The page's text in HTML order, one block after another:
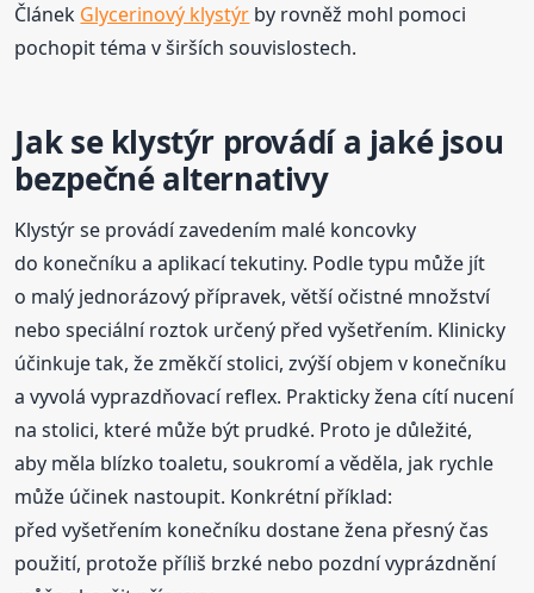
Článek Glycerinový klystýr by rovněž mohl pomoci
pochopit téma v širších souvislostech.
Jak se klystýr provádí a jaké jsou
bezpečné alternativy
Klystýr se provádí zavedením malé koncovky
do konečníku a aplikací tekutiny. Podle typu může jít
o malý jednorázový přípravek, větší očistné množství
nebo speciální roztok určený před vyšetřením. Klinicky
účinkuje tak, že změkčí stolici, zvýší objem v konečníku
a vyvolá vyprazdňovací reflex. Prakticky žena cítí nucení
na stolici, které může být prudké. Proto je důležité,
aby měla blízko toaletu, soukromí a věděla, jak rychle
může účinek nastoupit. Konkrétní příklad:
před vyšetřením konečníku dostane žena přesný čas
použití, protože příliš brzké nebo pozdní vyprázdnění